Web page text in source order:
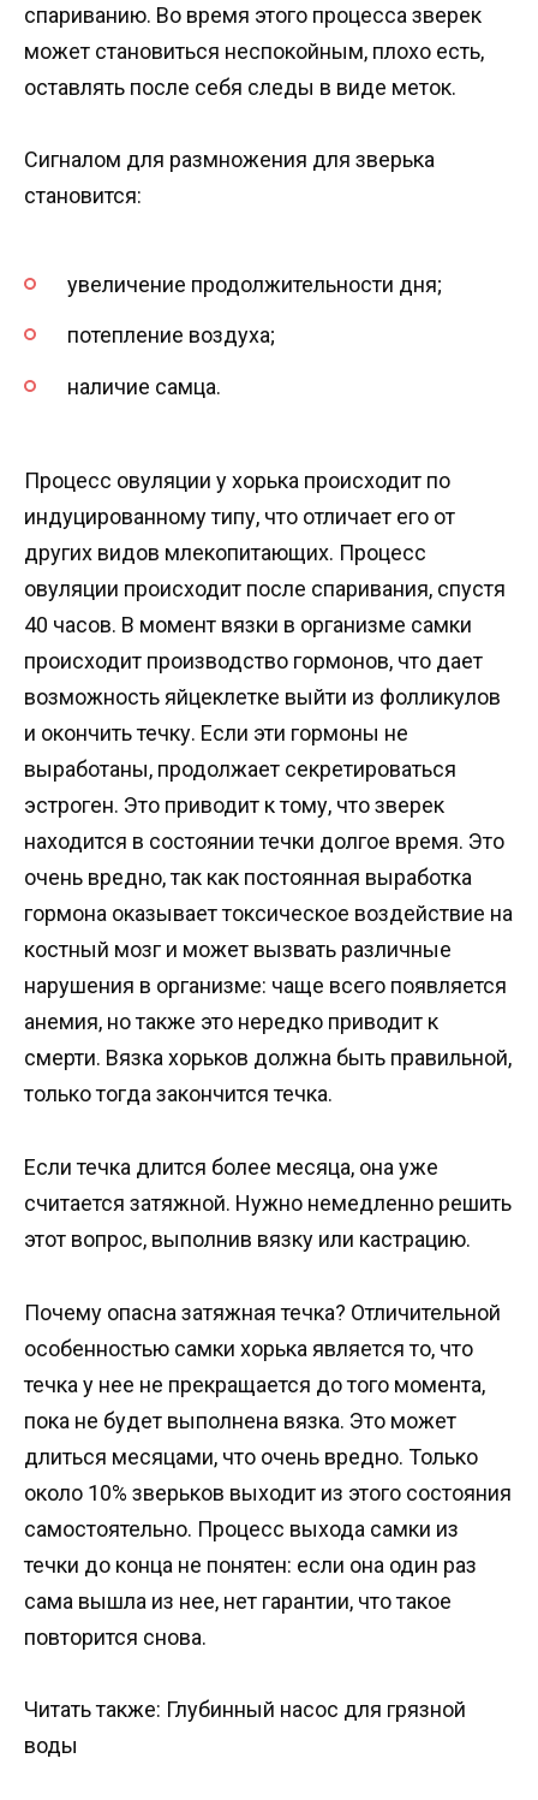
спариванию. Во время этого процесса зверек
может становиться неспокойным, плохо есть,
оставлять после себя следы в виде меток.
Сигналом для размножения для зверька
становится:
увеличение продолжительности дня;
потепление воздуха;
наличие самца.
Процесс овуляции у хорька происходит по
индуцированному типу, что отличает его от
других видов млекопитающих. Процесс
овуляции происходит после спаривания, спустя
40 часов. В момент вязки в организме самки
происходит производство гормонов, что дает
возможность яйцеклетке выйти из фолликулов
и окончить течку. Если эти гормоны не
выработаны, продолжает секретироваться
эстроген. Это приводит к тому, что зверек
находится в состоянии течки долгое время. Это
очень вредно, так как постоянная выработка
гормона оказывает токсическое воздействие на
костный мозг и может вызвать различные
нарушения в организме: чаще всего появляется
анемия, но также это нередко приводит к
смерти. Вязка хорьков должна быть правильной,
только тогда закончится течка.
Если течка длится более месяца, она уже
считается затяжной. Нужно немедленно решить
этот вопрос, выполнив вязку или кастрацию.
Почему опасна затяжная течка? Отличительной
особенностью самки хорька является то, что
течка у нее не прекращается до того момента,
пока не будет выполнена вязка. Это может
длиться месяцами, что очень вредно. Только
около 10% зверьков выходит из этого состояния
самостоятельно. Процесс выхода самки из
течки до конца не понятен: если она один раз
сама вышла из нее, нет гарантии, что такое
повторится снова.
Читать также: Глубинный насос для грязной
воды